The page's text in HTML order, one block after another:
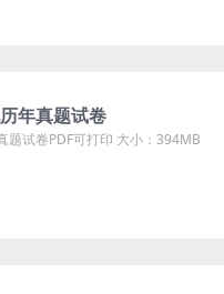
年真题试卷
题试卷PDF可打印 大小：394MB